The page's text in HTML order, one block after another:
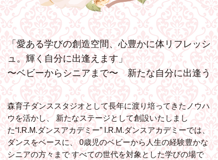
「愛ある学びの創造空間、心豊かに体リフレッシ
ュ。輝く自分に出逢えます」
〜ベビーからシニアまで〜 新たな自分に出逢う
森育子ダンススタジオとして長年に渡り培ってきたノウハ
ウを活かし、 新たなステージとして創設いたしまし
た“I.R.M.ダンスアカデミー”I.R.M.ダンスアカデミーでは、
ダンスをベースに、0歳児のベビーから人生の経験豊かな
シニアの方々まですべての世代を対象とした学びの場で